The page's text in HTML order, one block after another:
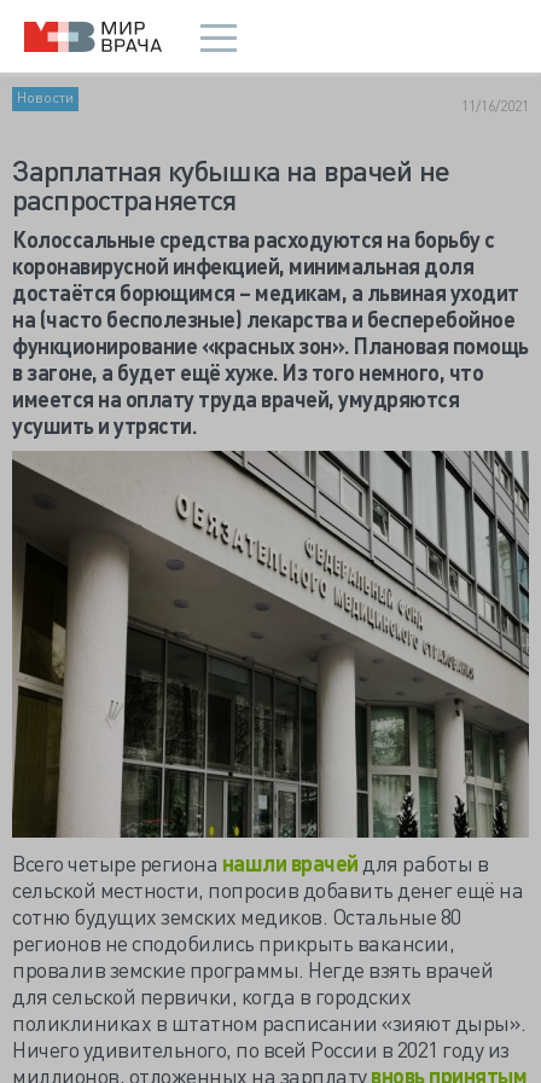
Новости 11/16/2021
Зарплатная кубышка на врачей не
распространяется
Колоссальные средства расходуются на борьбу с
коронавирусной инфекцией, минимальная доля
достаётся борющимся – медикам, а львиная уходит
на (часто бесполезные) лекарства и бесперебойное
функционирование «красных зон». Плановая помощь
в загоне, а будет ещё хуже. Из того немного, что
имеется на оплату труда врачей, умудряются
усушить и утрясти.
Всего четыре региона нашли врачей для работы в
сельской местности, попросив добавить денег ещё на
сотню будущих земских медиков. Остальные 80
регионов не сподобились прикрыть вакансии,
провалив земские программы. Негде взять врачей
для сельской первички, когда в городских
поликлиниках в штатном расписании «зияют дыры».
Ничего удивительного, по всей России в 2021 году из
миллионов, отложенных на зарплатувновь принятым